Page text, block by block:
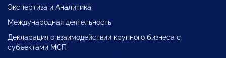
Экспертиза и Аналитика
Международная деятельность
Декларация о взаимодействии крупного бизнеса с
субъектами МСП